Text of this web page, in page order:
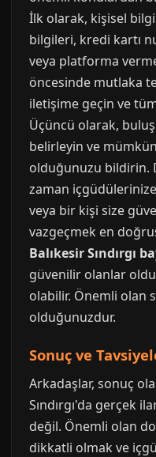
İlk olarak, kişisel
bilgileri, kredi kartı
veya platforma
öncesinde mutlaka
iletişime geçin ve
Üçüncü olarak,
belirleyin ve
olduğunuzu bildirin.
zaman
veya bir kişi size
vazgeçmek en
Balıkesir Sındırgı
güvenilir olanlar
olabilir. Önemli olan
olduğunuzdur.
Sonuç ve
Arkadaşlar, sonuç
Sındırgı'da gerçek
değil. Önemli olan
dikkatli olmak ve